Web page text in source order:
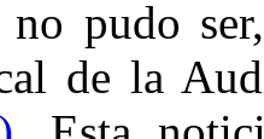
pudo
de la